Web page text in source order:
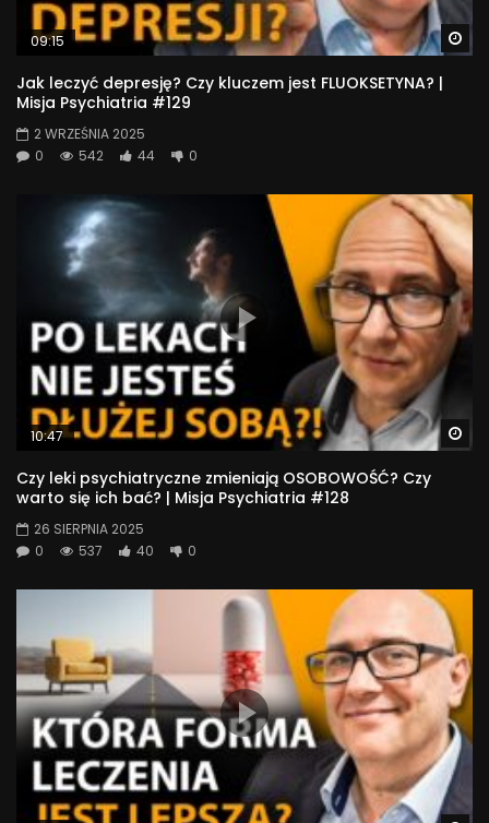
09:15
Jak leczyć depresję? Czy kluczem jest FLUOKSETYNA? |
Misja Psychiatria #129
2 WRZEŚNIA 2025
0
542 44 0
10:47
Czy leki psychiatryczne zmieniają OSOBOWOŚĆ? Czy
warto się ich bać? | Misja Psychiatria #128
26 SIERPNIA 2025
0
537 40 0